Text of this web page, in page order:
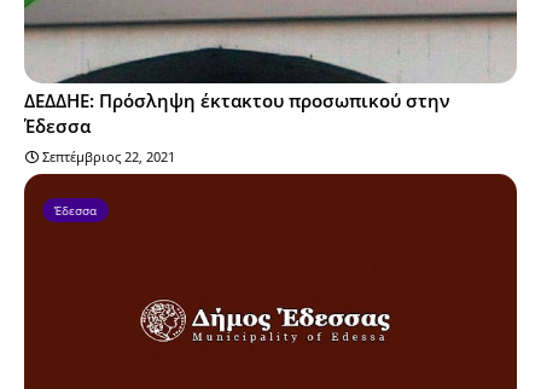
ΔΕΔΔΗΕ: Πρόσληψη έκτακτου προσωπικού στην
Έδεσσα
Σεπτέμβριος 22, 2021
Έδεσσα